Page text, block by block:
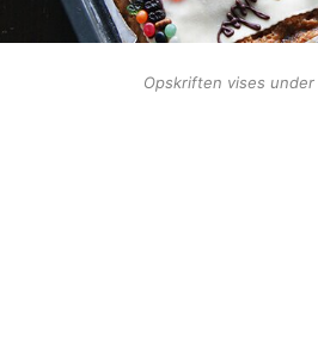
Opskriften vises under